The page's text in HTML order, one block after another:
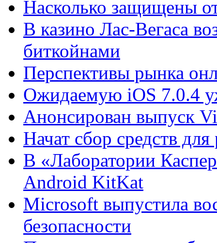
Насколько защищены
В казино Лас-Вегаса
биткойнами
Перспективы рынка
Ожидаемую iOS 7.0.4
Анонсирован выпуск
Начат сбор средств
В «Лаборатории
Android KitKat
Microsoft выпустила
безопасности